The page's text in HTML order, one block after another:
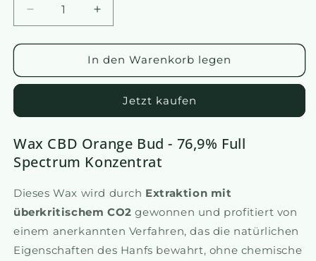
Reduziere
die
Menge
Wax
Orange
Erhöhen
Sie
die
Menge
an
-
Bud
In den Warenkorb legen
Jetzt kaufen
Wax CBD Orange Bud - 76,9% Full
Spectrum Konzentrat
Dieses Wax wird durch Extraktion mit
überkritischem CO2 gewonnen und profitiert von
einem anerkannten Verfahren, das die natürlichen
Eigenschaften des Hanfs bewahrt, ohne chemische